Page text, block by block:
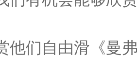
他们自由滑《曼